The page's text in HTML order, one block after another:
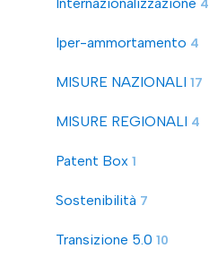
4
Iper-ammortamento 4
MISURE NAZIONALI 17
MISURE REGIONALI 4
Patent Box 1
Sostenibilità 7
Transizione 5.0 10